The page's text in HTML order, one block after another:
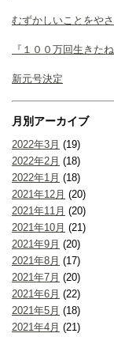
むずかしいことをや
『１００万回生きた
新元号決定
月別アーカイブ
2022年3月 (19)
2022年2月 (18)
2022年1月 (18)
2021年12月 (20)
2021年11月 (20)
2021年10月 (21)
2021年9月 (20)
2021年8月 (17)
2021年7月 (20)
2021年6月 (22)
2021年5月 (18)
2021年4月 (21)